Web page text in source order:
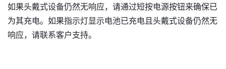
如果头戴式设备仍然无响应，请通过短按电源按钮来确保已
为其充电。如果指示灯显示电池已充电且头戴式设备仍然无
响应，请联系客户支持。